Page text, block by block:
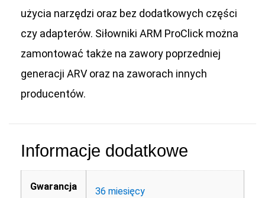
użycia narzędzi oraz bez dodatkowych części
czy adapterów. Siłowniki ARM ProClick można
zamontować także na zawory poprzedniej
generacji ARV oraz na zaworach innych
producentów.
Informacje dodatkowe
Gwarancja 36 miesięcy